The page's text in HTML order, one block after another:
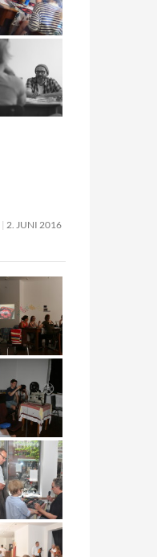
2. JUNI 2016